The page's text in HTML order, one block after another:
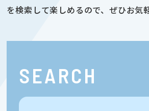
を検索して楽しめるので、ぜひお気
SEARCH